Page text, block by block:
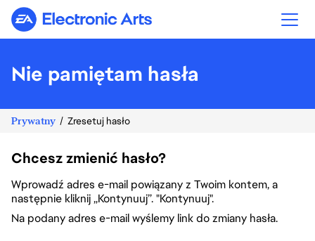
Electronic Arts
Nie pamiętam hasła
Prywatny Zresetuj hasło
Chcesz zmienić hasło?
Wprowadź adres e-mail powiązany z Twoim kontem, a
następnie kliknij „Kontynuuj”. "Kontynuuj".
Na podany adres e-mail wyślemy link do zmiany hasła.